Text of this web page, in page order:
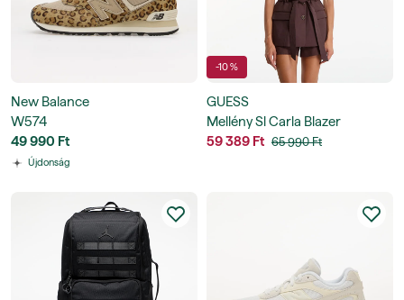
New Balance
W574
49 990 Ft
Újdonság
-10 %
GUESS
Mellény Sl Carla Blazer
59 389 Ft 65 990 Ft